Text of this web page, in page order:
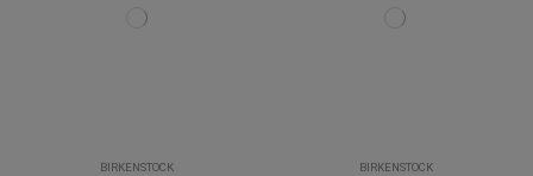
BIRKENSTOCK BIRKENSTOCK